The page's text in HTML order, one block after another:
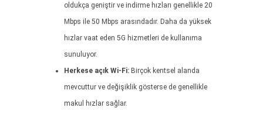
oldukça geniştir ve indirme hızları genellikle 20
Mbps ile 50 Mbps arasındadır. Daha da yüksek
hızlar vaat eden 5G hizmetleri de kullanıma
sunuluyor.
Herkese açık Wi-Fi: Birçok kentsel alanda
mevcuttur ve değişiklik gösterse de genellikle
makul hızlar sağlar.